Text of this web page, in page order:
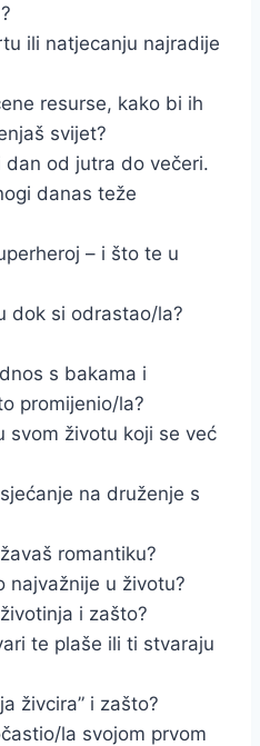
ili natjecanju najradije
resurse, kako bi ih
svijet?
dan od jutra do večeri.
danas teže
– i što te u
dok si odrastao/la?
s bakama i
promijenio/la?
svom životu koji se već
na druženje s
romantiku?
najvažnije u životu?
i zašto?
te plaše ili ti stvaraju
živcira” i zašto?
la svojom prvom